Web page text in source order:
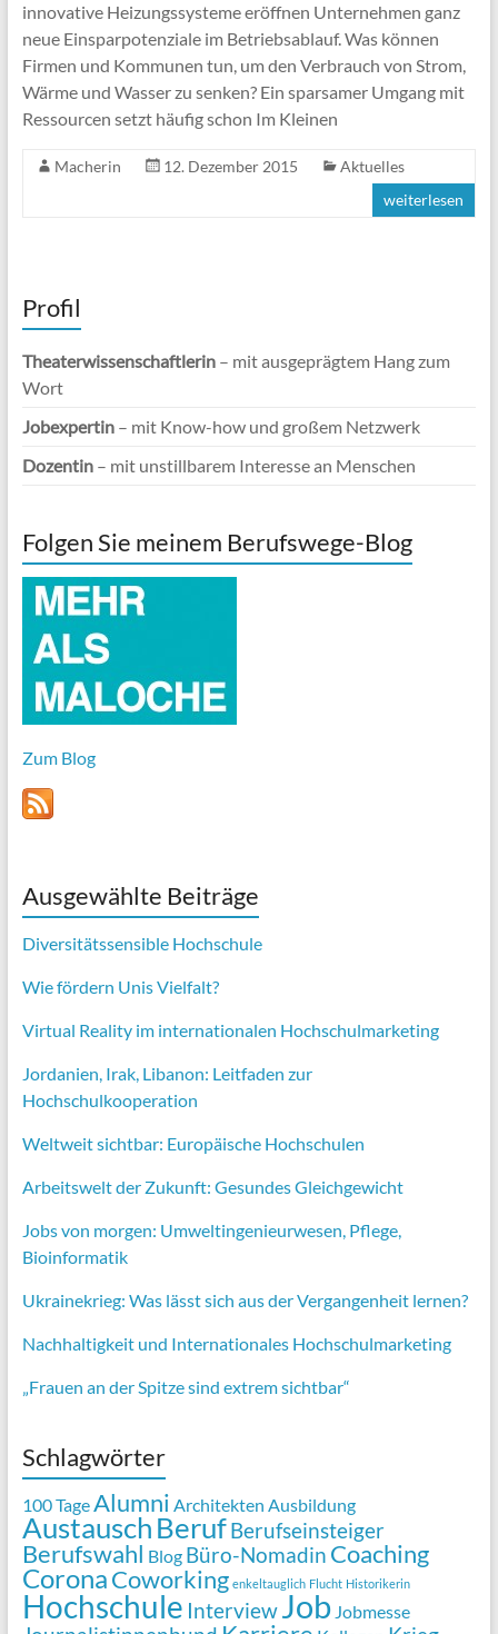
innovative Heizungssysteme eröffnen Unternehmen ganz
neue Einsparpotenziale im Betriebsablauf. Was können
Firmen und Kommunen tun, um den Verbrauch von Strom,
Wärme und Wasser zu senken? Ein sparsamer Umgang mit
Ressourcen setzt häufig schon Im Kleinen
Macherin 12. Dezember 2015
Aktuelles
weiterlesen
Profil
Theaterwissenschaftlerin– mit ausgeprägtem Hang zum
Wort
Jobexpertin– mit Know-how und großem Netzwerk
Dozentin– mit unstillbarem Interesse an Menschen
Folgen Sie meinem Berufswege-Blog
Zum Blog
Ausgewählte Beiträge
Diversitätssensible Hochschule
Wie fördern Unis Vielfalt?
Virtual Reality im internationalen Hochschulmarketing
Jordanien, Irak, Libanon: Leitfaden zur
Hochschulkooperation
Weltweit sichtbar: Europäische Hochschulen
Arbeitswelt der Zukunft: Gesundes Gleichgewicht
Jobs von morgen: Umweltingenieurwesen, Pflege,
Bioinformatik
Ukrainekrieg: Was lässt sich aus der Vergangenheit lernen?
Nachhaltigkeit und Internationales Hochschulmarketing
„Frauen an der Spitze sind extrem sichtbar“
Schlagwörter
100 TageAlumni Architekten Ausbildung
AustauschBerufBerufseinsteiger
Berufswahl Blog Büro-Nomadin Coaching
CoronaCoworking enkeltauglich Flucht Historikerin
Hochschule InterviewJob Jobmesse